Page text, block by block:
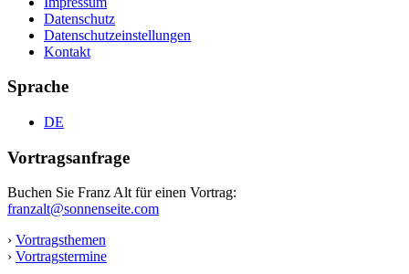
Datenschutz
Datenschutzeinstellungen
Kontakt
Sprache
DE
Vortragsanfrage
Buchen Sie Franz Alt für einen Vortrag:
franzalt@sonnenseite.com
› Vortragsthemen
› Vortragstermine